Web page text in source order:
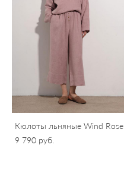
Кюлоты льняные Wind Rose
9 790 pуб.